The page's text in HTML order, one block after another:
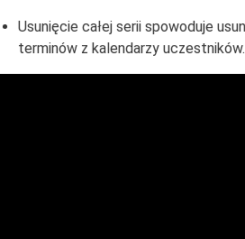
Usunięcie całej serii spowoduje
terminów z kalendarzy uczestników.